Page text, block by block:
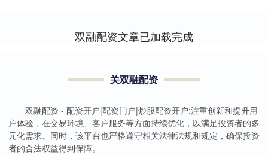
双融配资文章已加载完成
关双融配资
双融配资 - 配资开户|配资门户|炒股配资开户:注重创新和提升用
户体验，在交易环境、客户服务等方面持续优化，以满足投资者的多
元化需求。同时，该平台也严格遵守相关法律法规和规定，确保投资
者的合法权益得到保障。